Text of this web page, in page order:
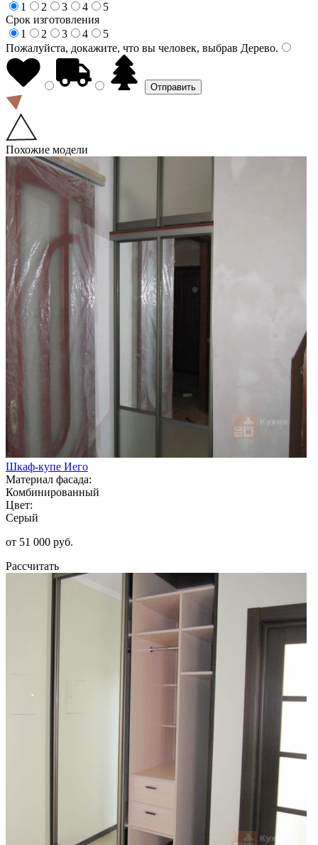
1 2 3 4
5
Срок изготовления
1
2 3 4
5
Пожалуйста, докажите, что вы человек, выбрав Дерево.
Похожие модели
Шкаф-купе Иего
Материал фасада:
Комбинированный
Цвет:
Серый
от 51 000 руб.
Рассчитать